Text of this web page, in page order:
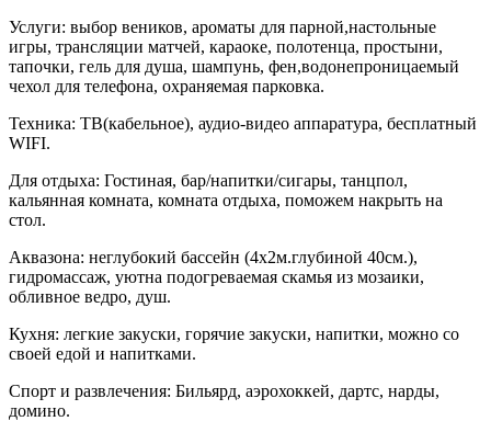
Услуги: выбор веников, ароматы для парной,настольные
игры, трансляции матчей, караоке, полотенца, простыни,
тапочки, гель для душа, шампунь, фен,водонепроницаемый
чехол для телефона, охраняемая парковка.
Техника: ТВ(кабельное), аудио-видео аппаратура, бесплатный
WIFI.
Для отдыха: Гостиная, бар/напитки/сигары, танцпол,
кальянная комната, комната отдыха, поможем накрыть на
стол.
Аквазона: неглубокий бассейн (4х2м.глубиной 40см.),
гидромассаж, уютна подогреваемая скамья из мозаики,
обливное ведро, душ.
Кухня: легкие закуски, горячие закуски, напитки, можно со
своей едой и напитками.
Спорт и развлечения: Бильярд, аэрохоккей, дартс, нарды,
домино.